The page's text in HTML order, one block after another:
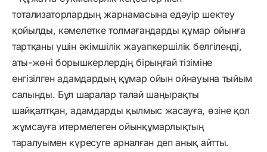
тотализаторлардың жарнамасына едәуір шектеу
қойылды, кәмелетке толмағандарды құмар ойынға
тартқаны үшін әкімшілік жауапкершілік белгіленді,
аты-жөні борышкерлердің бірыңғай тізіміне
енгізілген адамдардың құмар ойын ойнауына тыйым
салынды. Бұл шаралар талай шаңырақты
шайқалтқан, адамдарды қылмыс жасауға, өзіне қол
жұмсауға итермелеген ойынқұмарлықтың
таралуымен күресуге арналған деп анық айтты.